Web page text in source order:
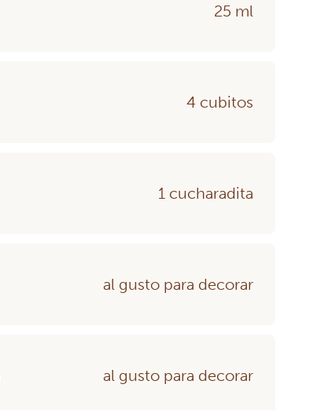
25 ml
4 cubitos
1 cucharadita
al gusto para decorar
al gusto para decorar